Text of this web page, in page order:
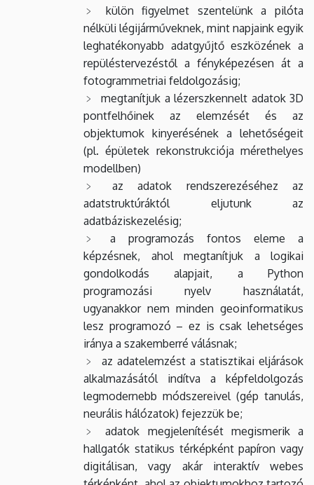
külön figyelmet szentelünk a pilóta
nélküli légijárműveknek, mint napjaink egyik
leghatékonyabb adatgyűjtő eszközének a
repüléstervezéstől a fényképezésen át a
fotogrammetriai feldolgozásig;
megtanítjuk a lézerszkennelt adatok 3D
pontfelhőinek az elemzését és az
objektumok kinyerésének a lehetőségeit
(pl. épületek rekonstrukciója mérethelyes
modellben)
az adatok rendszerezéséhez az
adatstruktúráktól eljutunk az
adatbáziskezelésig;
a programozás fontos eleme a
képzésnek, ahol megtanítjuk a logikai
gondolkodás alapjait, a Python
programozási nyelv használatát,
ugyanakkor nem minden geoinformatikus
lesz programozó – ez is csak lehetséges
iránya a szakemberré válásnak;
az adatelemzést a statisztikai eljárások
alkalmazásától indítva a képfeldolgozás
legmodernebb módszereivel (gép tanulás,
neurális hálózatok) fejezzük be;
adatok megjelenítését megismerik a
hallgatók statikus térképként papíron vagy
digitálisan, vagy akár interaktív webes